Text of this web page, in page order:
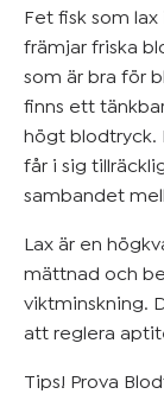
Fet fisk som
främjar friska
som är bra för
finns ett
högt blodtryck.
får i sig
sambandet
Lax är en
mättnad och
viktminskning.
att reglera
Tips! Prova